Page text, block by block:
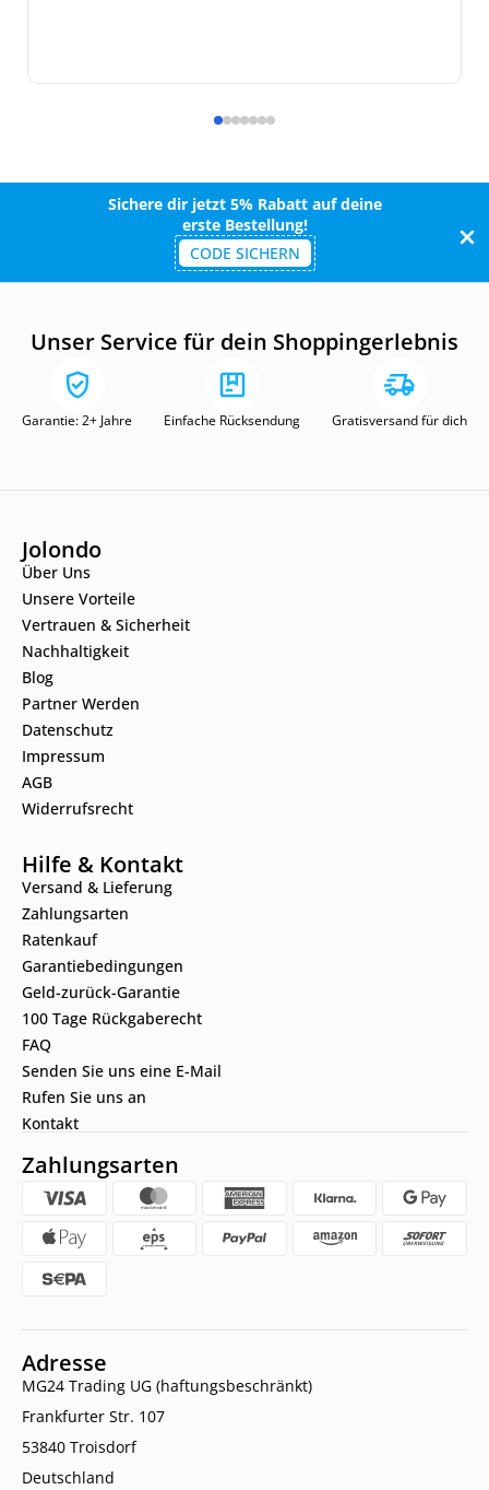
Sichere dir jetzt 5% Rabatt auf deine
erste Bestellung!
CODE SICHERN
Unser Service für dein Shoppingerlebnis
Garantie: 2+ Jahre Einfache Rücksendung Gratisversand für dich
Jolondo
Über Uns
Unsere Vorteile
Vertrauen & Sicherheit
Nachhaltigkeit
Blog
Partner Werden
Datenschutz
Impressum
AGB
Widerrufsrecht
Hilfe & Kontakt
Versand & Lieferung
Zahlungsarten
Ratenkauf
Garantiebedingungen
Geld-zurück-Garantie
100 Tage Rückgaberecht
FAQ
Senden Sie uns eine E-Mail
Rufen Sie uns an
Kontakt
Zahlungsarten
Adresse
MG24 Trading UG (haftungsbeschränkt)
Frankfurter Str. 107
53840 Troisdorf
Deutschland